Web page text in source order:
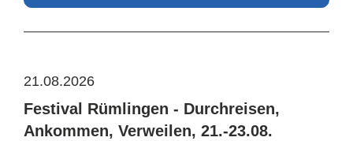
21.08.2026
Festival Rümlingen - Durchreisen,
Ankommen, Verweilen, 21.-23.08.